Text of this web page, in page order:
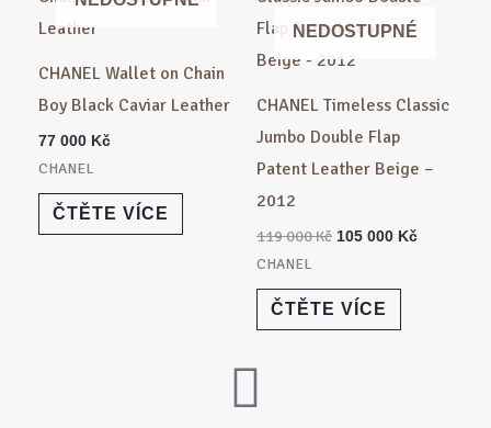
CHANEL Wallet on Chain
Boy Black Caviar Leather
77 000 Kč
CHANEL
ČTĚTE VÍCE
NEDOSTUPNÉ
CHANEL Timeless Classic
Jumbo Double Flap
Patent Leather Beige –
2012
119 000Kč
000 Kč.
105 000 Kč
CHANEL
ČTĚTE VÍCE